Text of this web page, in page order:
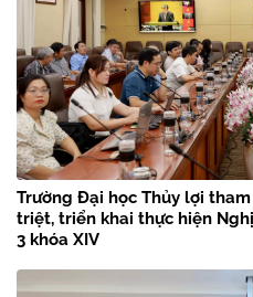
Trường Đại học Thủy lợi
triệt, triển khai thực hiện
3 khóa XIV